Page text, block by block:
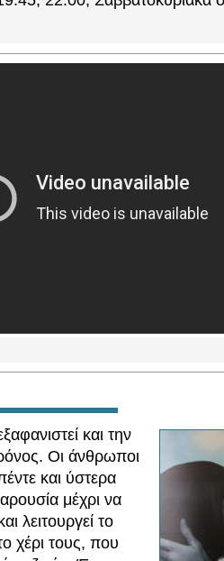
και την
Οι άνθρωποι
και ύστερα
μέχρι να
λειτουργεί το
χέρι τους, που